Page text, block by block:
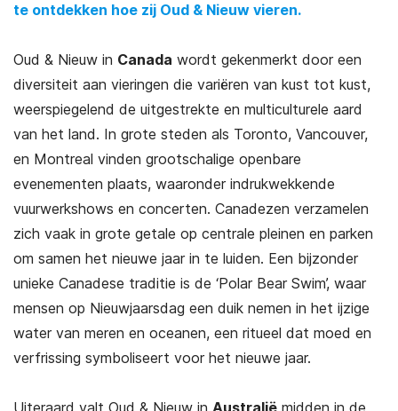
te ontdekken hoe zij Oud & Nieuw vieren.
Oud & Nieuw in Canada wordt gekenmerkt door een
diversiteit aan vieringen die variëren van kust tot kust,
weerspiegelend de uitgestrekte en multiculturele aard
van het land. In grote steden als Toronto, Vancouver,
en Montreal vinden grootschalige openbare
evenementen plaats, waaronder indrukwekkende
vuurwerkshows en concerten. Canadezen verzamelen
zich vaak in grote getale op centrale pleinen en parken
om samen het nieuwe jaar in te luiden. Een bijzonder
unieke Canadese traditie is de ‘Polar Bear Swim’, waar
mensen op Nieuwjaarsdag een duik nemen in het ijzige
water van meren en oceanen, een ritueel dat moed en
verfrissing symboliseert voor het nieuwe jaar.
Uiteraard valt Oud & Nieuw in Australië midden in de